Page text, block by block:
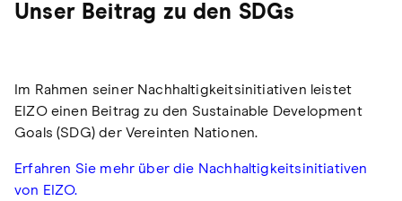
Unser Beitrag zu den SDGs
Im Rahmen seiner Nachhaltigkeitsinitiativen leistet
EIZO einen Beitrag zu den Sustainable Development
Goals (SDG) der Vereinten Nationen.
Erfahren Sie mehr über die Nachhaltigkeitsinitiativen
von EIZO.